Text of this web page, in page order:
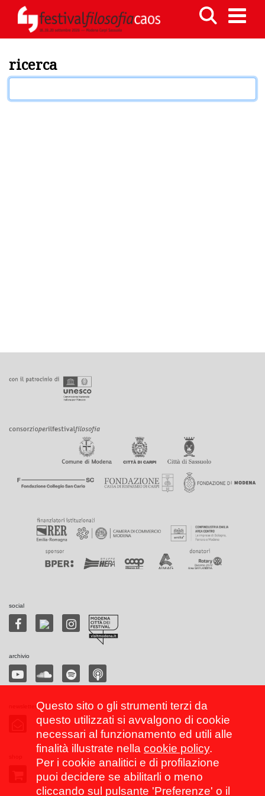
ricerca
social
archivio
Questo sito o gli strumenti terzi da
questo utilizzati si avvalgono di cookie
necessari al funzionamento ed utili alle
finalità illustrate nella cookie policy.
Per i cookie analitici e di profilazione
puoi decidere se abilitarli o meno
cliccando sul pulsante 'Preferenze' o il